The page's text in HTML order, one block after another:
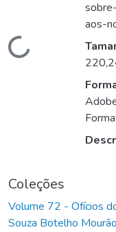
Carregando...
aos-
Coleções
Volume 72 - Ofícios
Souza Botelho